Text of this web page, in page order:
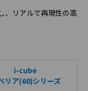
、リアルで再現性の高
i-cube
リア(60)シリーズ